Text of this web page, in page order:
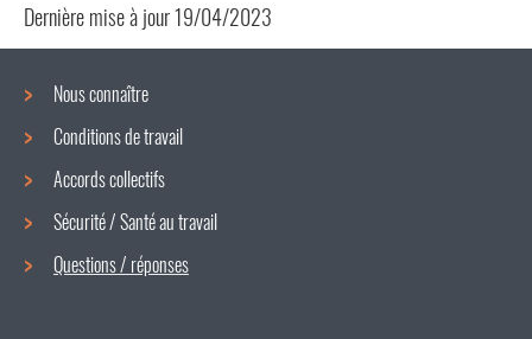
Dernière mise à jour19/04/2023
Menu
de
navigation
Nous connaître
Conditions de travail
Accords collectifs
Sécurité / Santé au travail
Questions / réponses